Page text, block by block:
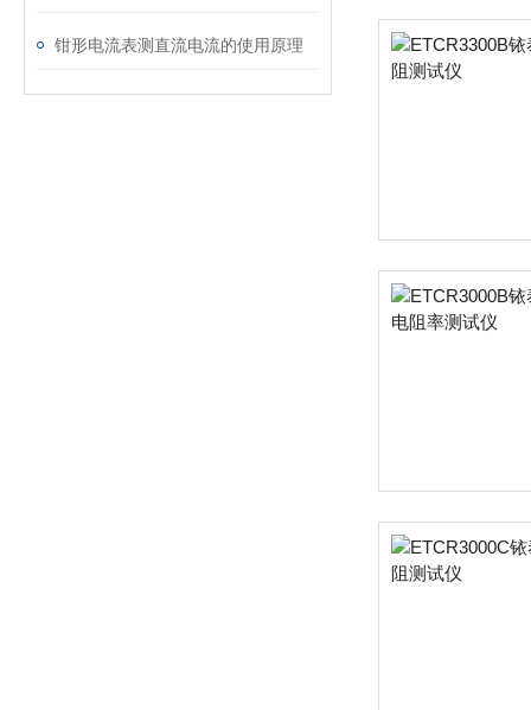
钳形电流表测直流电流的使用原理